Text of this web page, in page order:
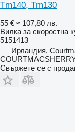
Tm140, Tm130
55 € ≈ 107,80 лв.
Вилка за скоростна
5151413
Ирландия,
Свържете се с